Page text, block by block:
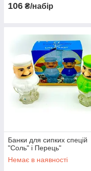
106 ₴/набір
Банки для сипких спецій
"Соль" і Перець"
Немає в наявності